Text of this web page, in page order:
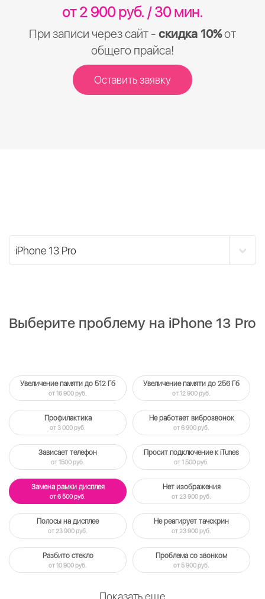
от 2 900 руб. / 30 мин.
При записи через сайт - скидка 10%от
общего прайса!
Оставить заявку
Выберите проблему на iPhone 13 Pro
Увеличение памяти до 512 Гб
от 16 900 руб.
Увеличение памяти до 256 Гб
от 12 900 руб.
Профилактика
от 3 000 руб.
Не работает виброзвонок
от 6 900 руб.
Зависает телефон
от 1500 руб.
Просит подключение к iTunes
от 1 500 руб.
Замена рамки дисплея
от 6 500 руб.
Нет изображения
от 23 900 руб.
Полосы на дисплее
от 23 900 руб.
Не реагирует тачскрин
от 23 900 руб.
Разбито стекло
от 10 900 руб.
Проблема со звонком
от 5 900 руб.
Показать еще